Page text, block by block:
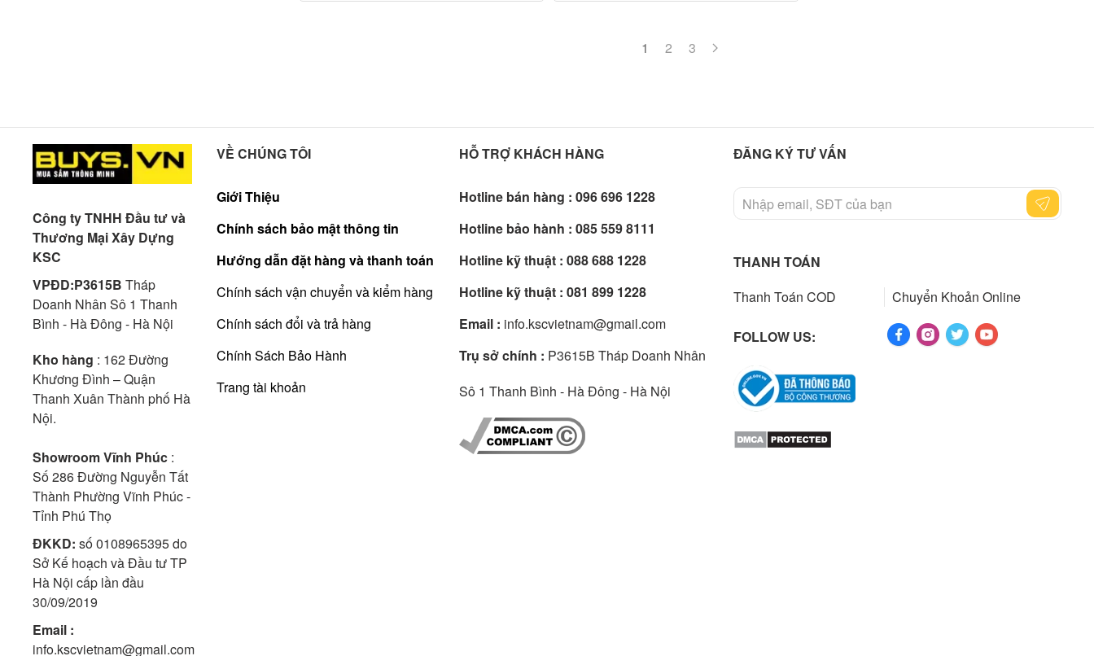
1 2 3
Công ty TNHH Đầu tư và
Thương Mại Xây Dựng
KSC
VPĐD:P3615B Tháp
Doanh Nhân Sô 1 Thanh
Bình - Hà Đông - Hà Nội
Kho hàng : 162 Đường
Khương Đình – Quận
Thanh Xuân Thành phố Hà
Nội.
Showroom Vĩnh Phúc :
Số 286 Đường Nguyễn Tất
Thành Phường Vĩnh Phúc -
Tỉnh Phú Thọ
ĐKKD: số 0108965395 do
Sở Kế hoạch và Đầu tư TP
Hà Nội cấp lần đầu
30/09/2019
Email :
info.kscvietnam@gmail.com
VỀ CHÚNG TÔI
Giới Thiệu
Chính sách bảo mật thông tin
Hướng dẫn đặt hàng và thanh toán
Chính sách vận chuyển và kiểm hàng
Chính sách đổi và trả hàng
Chính Sách Bảo Hành
Trang tài khoản
HỖ TRỢ KHÁCH HÀNG
Hotline bán hàng : 096 696 1228
Hotline bảo hành : 085 559 8111
Hotline kỹ thuật : 088 688 1228
Hotline kỹ thuật : 081 899 1228
Email : info.kscvietnam@gmail.com
Trụ sở chính : P3615B Tháp Doanh Nhân
Sô 1 Thanh Bình - Hà Đông - Hà Nội
ĐĂNG KÝ TƯ VẤN
THANH TOÁN
Thanh Toán COD
Chuyển Khoản Online
FOLLOW US: